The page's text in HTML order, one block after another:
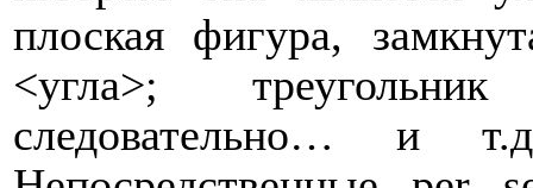
плоская фигура,
<угла>;
следовательно… и